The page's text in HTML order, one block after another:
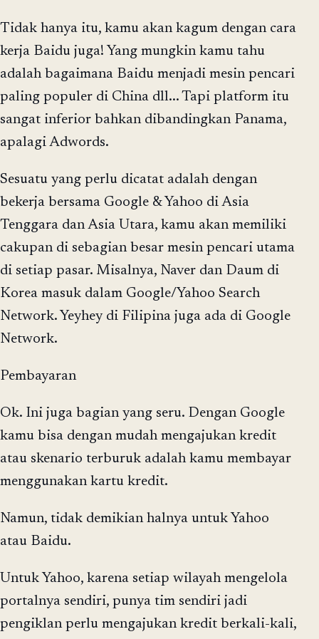
Tidak hanya itu, kamu akan kagum dengan cara
kerja Baidu juga! Yang mungkin kamu tahu
adalah bagaimana Baidu menjadi mesin pencari
paling populer di China dll... Tapi platform itu
sangat inferior bahkan dibandingkan Panama,
apalagi Adwords.
Sesuatu yang perlu dicatat adalah dengan
bekerja bersama Google & Yahoo di Asia
Tenggara dan Asia Utara, kamu akan memiliki
cakupan di sebagian besar mesin pencari utama
di setiap pasar. Misalnya, Naver dan Daum di
Korea masuk dalam Google/Yahoo Search
Network. Yeyhey di Filipina juga ada di Google
Network.
Pembayaran
Ok. Ini juga bagian yang seru. Dengan Google
kamu bisa dengan mudah mengajukan kredit
atau skenario terburuk adalah kamu membayar
menggunakan kartu kredit.
Namun, tidak demikian halnya untuk Yahoo
atau Baidu.
Untuk Yahoo, karena setiap wilayah mengelola
portalnya sendiri, punya tim sendiri jadi
pengiklan perlu mengajukan kredit berkali-kali,